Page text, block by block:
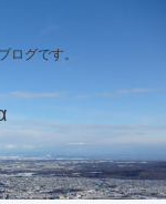
ログです。